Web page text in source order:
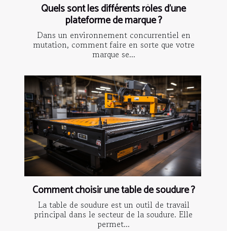
Quels sont les différents rôles d’une
plateforme de marque ?
Dans un environnement concurrentiel en
mutation, comment faire en sorte que votre
marque se...
Comment choisir une table de soudure ?
La table de soudure est un outil de travail
principal dans le secteur de la soudure. Elle
permet...